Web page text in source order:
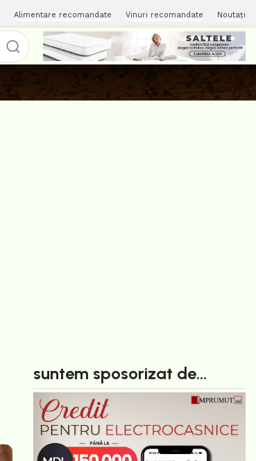
Alimentare recomandate Vinuri recomandate Noutați
suntem sposorizat de...